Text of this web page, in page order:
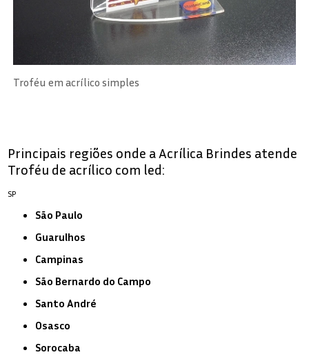
Troféu em acrílico simples
Principais regiões onde a Acrílica Brindes atende
Troféu de acrílico com led:
SP
São Paulo
Guarulhos
Campinas
São Bernardo do Campo
Santo André
Osasco
Sorocaba